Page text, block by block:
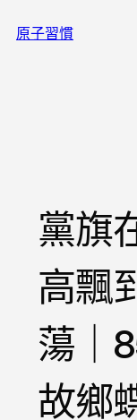
至原子習慣
黨旗
高飄
蕩｜
故鄉